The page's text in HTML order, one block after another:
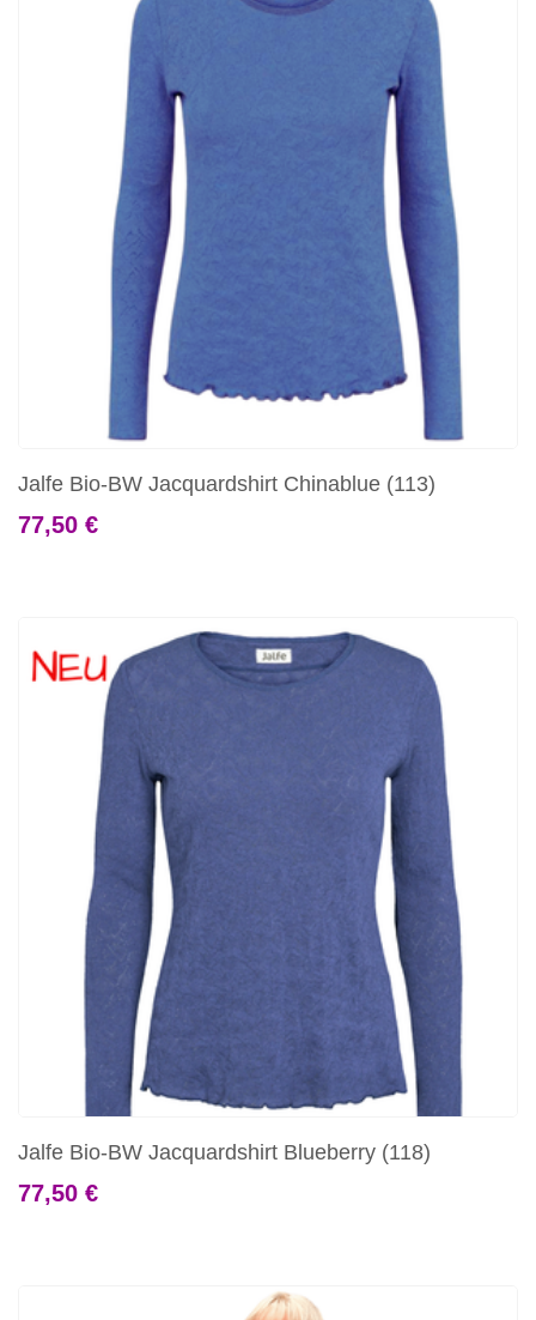
Jalfe Bio-BW Jacquardshirt Chinablue (113)
77,50 €
Jalfe Bio-BW Jacquardshirt Blueberry (118)
77,50 €